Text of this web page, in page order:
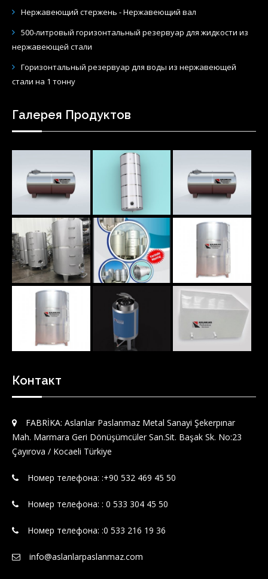
Нержавеющий стержень - Нержавеющий вал
500-литровый горизонтальный резервуар для жидкости из
нержавеющей стали
Горизонтальный резервуар для воды из нержавеющей
стали на 1 тонну
Галерея Продуктов
Контакт
FABRİKA: Aslanlar Paslanmaz Metal Sanayi Şekerpınar
Mah. Marmara Geri Dönüşümcüler San.Sit. Başak Sk. No:23
Çayırova / Kocaeli Türkiye
Номер телефона: :‪+90 532 469 45 50‬
Номер телефона: : 0 533 304 45 50
Номер телефона: :0 533 216 19 36
info@aslanlarpaslanmaz.com